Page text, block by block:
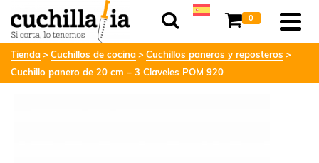
0
Tienda Cuchillos de cocina
Cuchillos paneros y reposteros
Cuchillo panero de 20 cm – 3 Claveles POM 920